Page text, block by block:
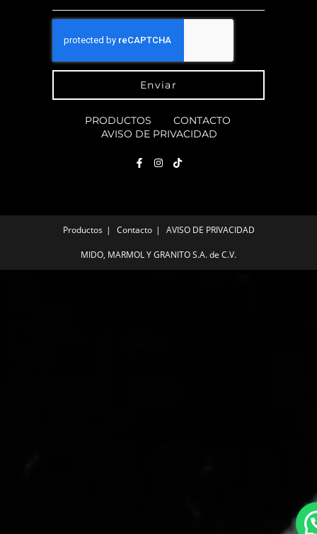
Enviar
PRODUCTOS
CONTACTO
AVISO DE PRIVACIDAD
Productos Contacto AVISO DE PRIVACIDAD
MIDO, MARMOL Y GRANITO S.A. de C.V.